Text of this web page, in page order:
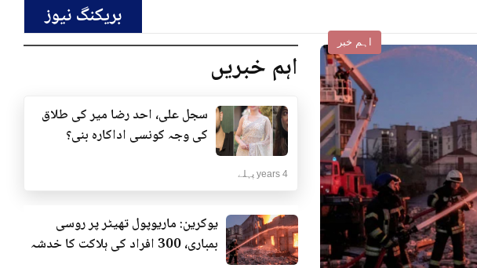
بریکنگ نیوز
اہم خبر
اہم خبریں
سجل علی، احد رضا میر کی طلاق
کی وجہ کونسی اداکارہ بنی؟
4 years پہلے
یوکرین: ماریوپول تھیٹر پر روسی
بمباری، 300 افراد کی ہلاکت کا خدشہ